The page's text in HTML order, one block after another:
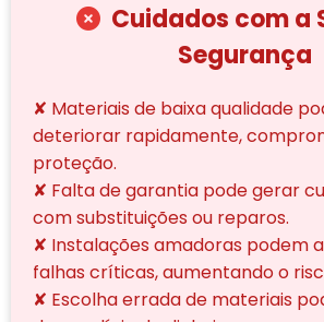
Cuidados com a
Segurança
✘ Materiais de baixa qualidade
deteriorar rapidamente,
proteção.
✘ Falta de garantia pode gerar
com substituições ou reparos.
✘ Instalações amadoras podem
falhas críticas, aumentando o
✘ Escolha errada de materiais